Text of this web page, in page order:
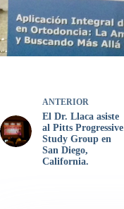
ANTERIOR
El Dr. Llaca asiste
al Pitts Progressive
Study Group en
San Diego,
California.